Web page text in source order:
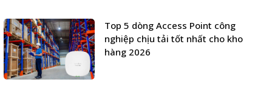
Top 5 dòng Access Point công
nghiệp chịu tải tốt nhất cho kho
hàng 2026